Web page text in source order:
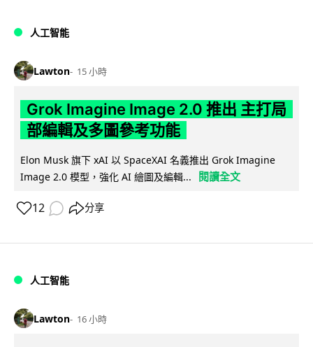
人工智能
Lawton 15 小時
Grok Imagine Image 2.0 推出 主打局
部編輯及多圖參考功能
Elon Musk 旗下 xAI 以 SpaceXAI 名義推出 Grok Imagine
Image 2.0 模型，強化 AI 繪圖及編輯...
閱讀全文
12 分享
人工智能
Lawton 16 小時